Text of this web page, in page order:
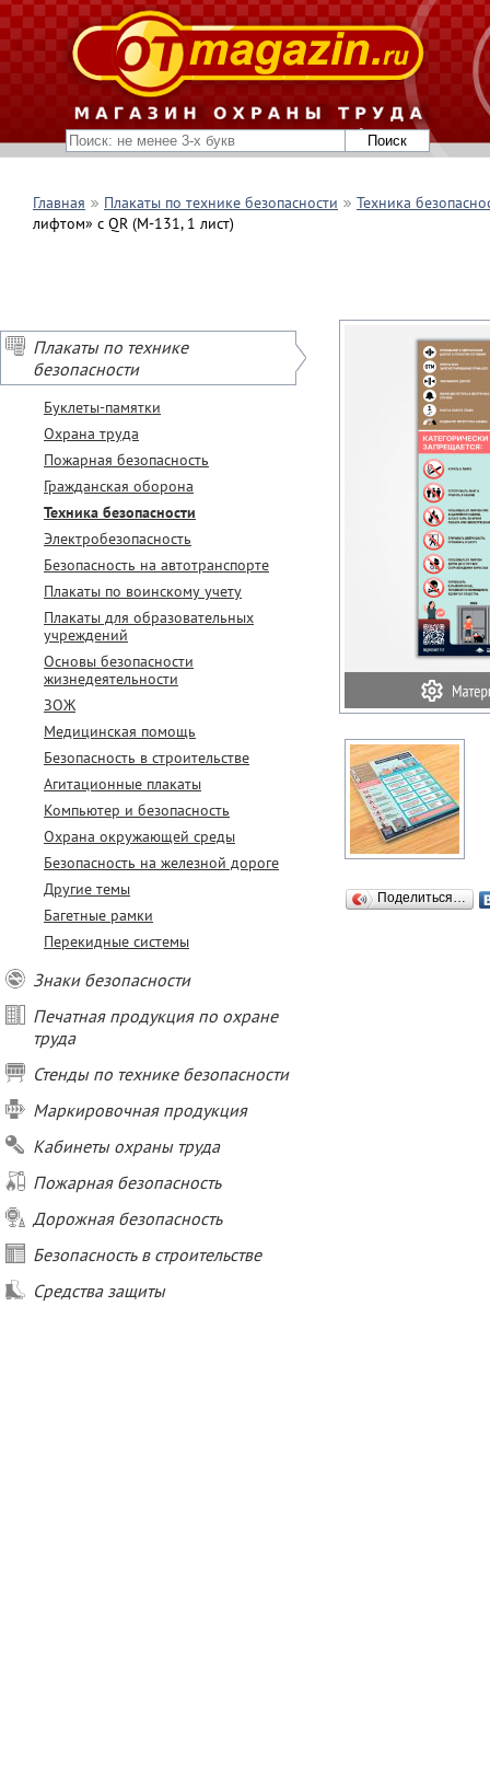
Главная Плакаты по технике безопасности
Техника
лифтом» с QR (М-131, 1 лист)
Плакаты по технике
безопасности
Буклеты-памятки
Охрана труда
Пожарная безопасность
Гражданская оборона
Техника безопасности
Электробезопасность
Безопасность на автотранспорте
Плакаты по воинскому учету
Плакаты для образовательных
учреждений
Основы безопасности
жизнедеятельности
ЗОЖ
Медицинская помощь
Безопасность в строительстве
Агитационные плакаты
Компьютер и безопасность
Охрана окружающей среды
Безопасность на железной дороге
Другие темы
Багетные рамки
Перекидные системы
Знаки безопасности
Печатная продукция по охране
труда
Стенды по технике безопасности
Маркировочная продукция
Кабинеты охраны труда
Пожарная безопасность
Дорожная безопасность
Безопасность в строительстве
Средства защиты
Поделиться…